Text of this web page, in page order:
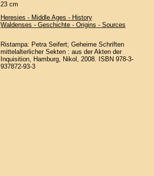
23 cm
Heresies - Middle Ages - History
Waldenses - Geschichte - Origins - Sources
Ristampa: Petra Seifert; Geheime Schriften
mittelalterlicher Sekten : aus der Akten der
Inquisition, Hamburg, Nikol, 2008. ISBN 978-3-
937872-93-3